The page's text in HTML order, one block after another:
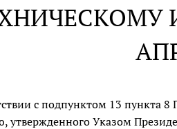
с подпунктом 13 пункта
утвержденного Указом